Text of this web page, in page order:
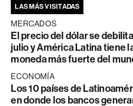
LAS MÁS VISITADAS
MERCADOS
El precio del dólar se
julio y América Latina tiene
moneda más fuerte del
ECONOMÍA
Los 10 países de
en donde los bancos